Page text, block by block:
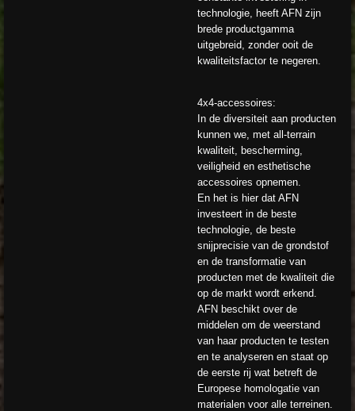
technologie, heeft AFN zijn
brede productgamma
uitgebreid, zonder ooit de
kwaliteitsfactor te negeren.
4x4-accessoires:
In de diversiteit aan producten
kunnen we, met all-terrain
kwaliteit, bescherming,
veiligheid en esthetische
accessoires opnemen.
En het is hier dat AFN
investeert in de beste
technologie, de beste
snijprecisie van de grondstof
en de transformatie van
producten met de kwaliteit die
op de markt wordt erkend.
AFN beschikt over de
middelen om de weerstand
van haar producten te testen
en te analyseren en staat op
de eerste rij wat betreft de
Europese homologatie van
materialen voor alle terreinen.